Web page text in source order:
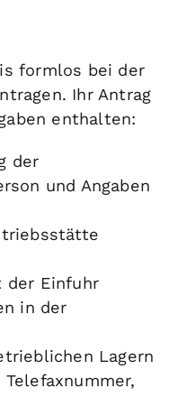
formlos bei der
Ihr Antrag
enthalten:
der
und Angaben
der Einfuhr
in der
Lagern